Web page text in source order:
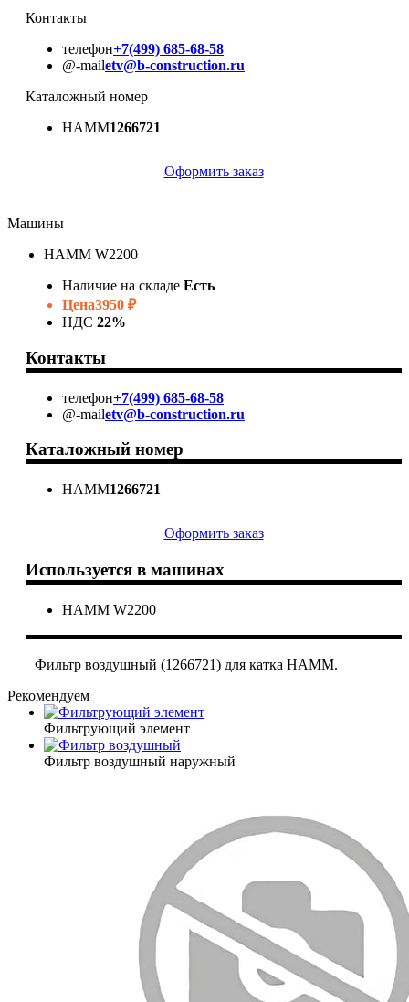
Контакты
телефон+7(499) 685-68-58
@-mailetv@b-construction.ru
Каталожный номер
HAMM1266721
Оформить заказ
Машины
HAMM W2200
Наличие на складе Есть
Цена3950 ₽
НДС 22%
Контакты
телефон+7(499) 685-68-58
@-mailetv@b-construction.ru
Каталожный номер
HAMM1266721
Оформить заказ
Используется в машинах
HAMM W2200
Фильтр воздушный (1266721) для катка HAMM.
Рекомендуем
Фильтрующий элемент
Фильтр воздушный наружный